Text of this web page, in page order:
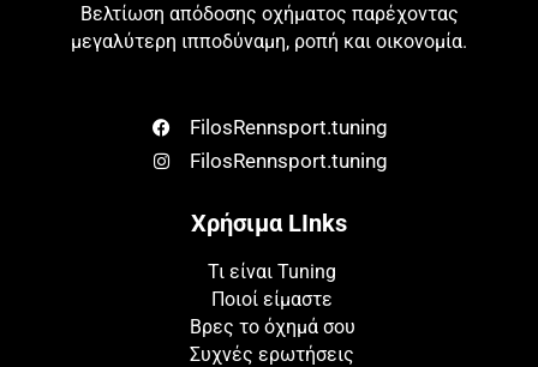
Βελτίωση απόδοσης οχήματος παρέχοντας
μεγαλύτερη ιπποδύναμη, ροπή και οικονομία.
FilosRennsport.tuning
FilosRennsport.tuning
Χρήσιμα LInks
Τι είναι Tuning
Ποιοί είμαστε
Βρες το όχημά σου
Συχνές ερωτήσεις